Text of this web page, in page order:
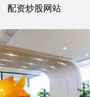
配资炒股网站